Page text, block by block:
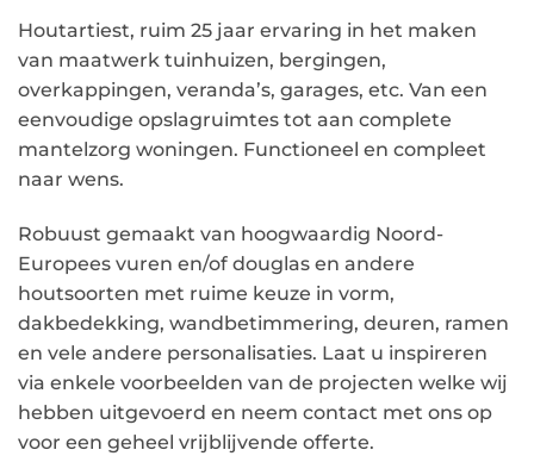
Houtartiest, ruim 25 jaar ervaring in het maken
van maatwerk tuinhuizen, bergingen,
overkappingen, veranda’s, garages, etc. Van een
eenvoudige opslagruimtes tot aan complete
mantelzorg woningen. Functioneel en compleet
naar wens.
Robuust gemaakt van hoogwaardig Noord-
Europees vuren en/of douglas en andere
houtsoorten met ruime keuze in vorm,
dakbedekking, wandbetimmering, deuren, ramen
en vele andere personalisaties. Laat u inspireren
via enkele voorbeelden van de projecten welke wij
hebben uitgevoerd en neem contact met ons op
voor een geheel vrijblijvende offerte.